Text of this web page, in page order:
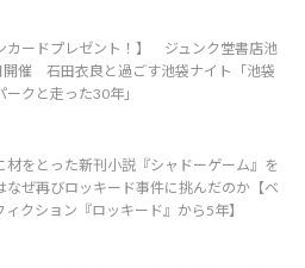
カードプレゼント！】 ジュンク堂書店池
開催 石田衣良と過ごす池袋ナイト「池袋
クと走った30年」
材をとった新刊小説『シャドーゲーム』を
なぜ再びロッキード事件に挑んだのか【ベ
ィクション『ロッキード』から5年】